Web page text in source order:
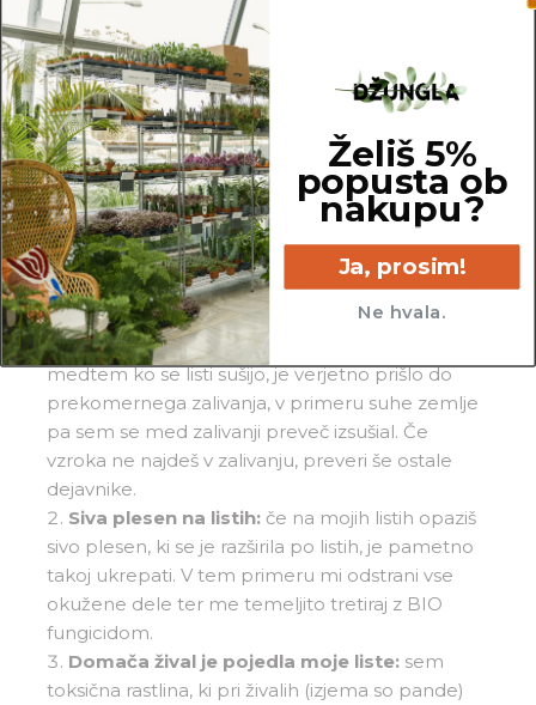
Sem neobčutljiva rastlina, zato me redko
napadejo bolezni in škodljivci. Najbolj pogosto
pri meni pride do sive plesni. Zato me redno
pregleduj.
Pogoste težave
Sušenje in odpadanje listov:
če opaziš
sušenje mojih listov, ni nujno, da sem žejna. Do
tega lahko pride tudi zaradi premočnega sonca,
prekomernega zalivanja, pomanjkanja hranil,
škodljivcev ali okužb. Če je moja zemlja mokra,
medtem ko se listi sušijo, je verjetno prišlo do
prekomernega zalivanja, v primeru suhe zemlje
pa sem se med zalivanji preveč izsušial. Če
vzroka ne najdeš v zalivanju, preveri še ostale
dejavnike.
Siva plesen na listih: če na mojih listih opaziš
sivo plesen, ki se je razširila po listih, je pametno
takoj ukrepati. V tem primeru mi odstrani vse
okužene dele ter me temeljito tretiraj z BIO
fungicidom.
Domača žival je pojedla moje liste:sem
toksična rastlina, ki pri živalih (izjema so pande)
Želiš 5%
popusta ob
nakupu?
Ja, prosim!
Ne hvala.